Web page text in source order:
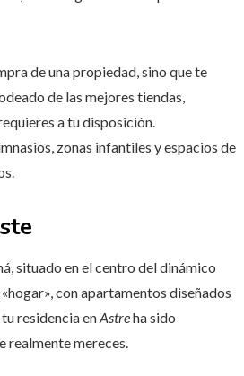
de una propiedad, sino que te
de las mejores tiendas,
a tu disposición.
zonas infantiles y espacios de
situado en el centro del dinámico
con apartamentos diseñados
residencia enAstreha sido
realmente mereces.